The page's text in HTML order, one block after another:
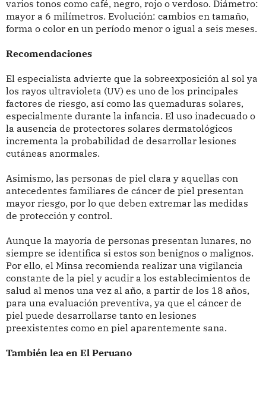
varios tonos como café, negro, rojo o verdoso. Diámetro:
mayor a 6 milímetros. Evolución: cambios en tamaño,
forma o color en un período menor o igual a seis meses.
Recomendaciones
El especialista advierte que la sobreexposición al sol ya
los rayos ultravioleta (UV) es uno de los principales
factores de riesgo, así como las quemaduras solares,
especialmente durante la infancia. El uso inadecuado o
la ausencia de protectores solares dermatológicos
incrementa la probabilidad de desarrollar lesiones
cutáneas anormales.
Asimismo, las personas de piel clara y aquellas con
antecedentes familiares de cáncer de piel presentan
mayor riesgo, por lo que deben extremar las medidas
de protección y control.
Aunque la mayoría de personas presentan lunares, no
siempre se identifica si estos son benignos o malignos.
Por ello, el Minsa recomienda realizar una vigilancia
constante de la piel y acudir a los establecimientos de
salud al menos una vez al año, a partir de los 18 años,
para una evaluación preventiva, ya que el cáncer de
piel puede desarrollarse tanto en lesiones
preexistentes como en piel aparentemente sana.
También lea en El Peruano